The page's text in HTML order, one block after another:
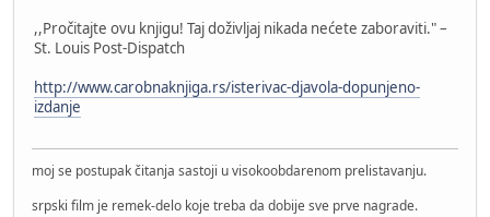
,,Pročitajte ovu knjigu! Taj doživljaj nikada nećete zaboraviti." –
St. Louis Post-Dispatch
http://www.carobnaknjiga.rs/isterivac-djavola-dopunjeno-
izdanje
moj se postupak čitanja sastoji u visokoobdarenom prelistavanju.
srpski film je remek-delo koje treba da dobije sve prve nagrade.